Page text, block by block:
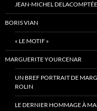
JEAN-MICHEL
BORIS VIAN
« LE MOTIF »
MARGUERITE YOURCENAR
UN BREF PORTRAIT DE
ROLIN
LE DERNIER HOMMAGE À